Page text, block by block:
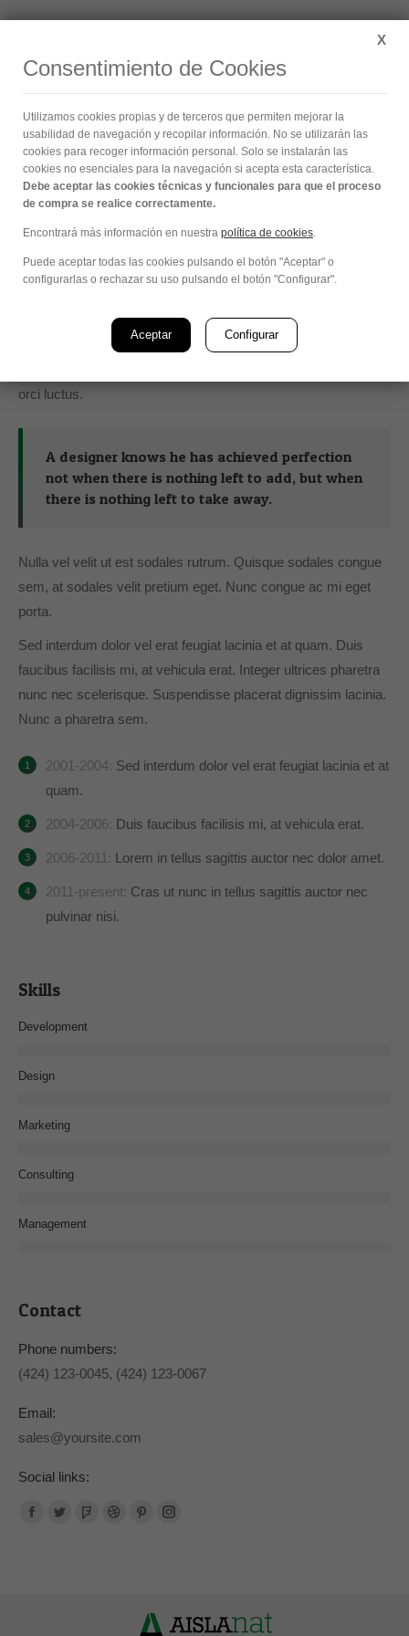
Buscar:
Richard Brown
programmer
Biography
Pellentesque vel feugiat sem. In dictum turpis a suscipit
vehicula. Suspendisse ac eros sed odio hendrerit ullamcorper
orci luctus.
A designer knows he has achieved perfection
not when there is nothing left to add, but when
there is nothing left to take away.
Nulla vel velit ut est sodales rutrum. Quisque sodales congue
sem, at sodales velit pretium eget. Nunc congue ac mi eget
porta.
Sed interdum dolor vel erat feugiat lacinia et at quam. Duis
faucibus facilisis mi, at vehicula erat. Integer ultrices pharetra
nunc nec scelerisque. Suspendisse placerat dignissim lacinia.
Nunc a pharetra sem.
2001-2004: Sed interdum dolor vel erat feugiat lacinia et at
quam.
2004-2006: Duis faucibus facilisis mi, at vehicula erat.
2006-2011: Lorem in tellus sagittis auctor nec dolor amet.
2011-present: Cras ut nunc in tellus sagittis auctor nec
pulvinar nisi.
Skills
Development
Design
Marketing
Consulting
Management
Contact
Phone numbers:
(424) 123-0045, (424) 123-0067
Email:
sales@yoursite.com
Social links:
Facebook
TwitterFoursquare
DribbblePinterestInstagram
X
Consentimiento de Cookies
Utilizamos cookies propias y de terceros que permiten mejorar la
usabilidad de navegación y recopilar información. No se utilizarán las
cookies para recoger información personal. Solo se instalarán las
cookies no esenciales para la navegación si acepta esta característica.
Debe aceptar las cookies técnicas y funcionales para que el proceso
de compra se realice correctamente.
Encontrará más información en nuestra política de cookies.
Puede aceptar todas las cookies pulsando el botón "Aceptar" o
configurarlas o rechazar su uso pulsando el botón "Configurar".
Aceptar Configurar